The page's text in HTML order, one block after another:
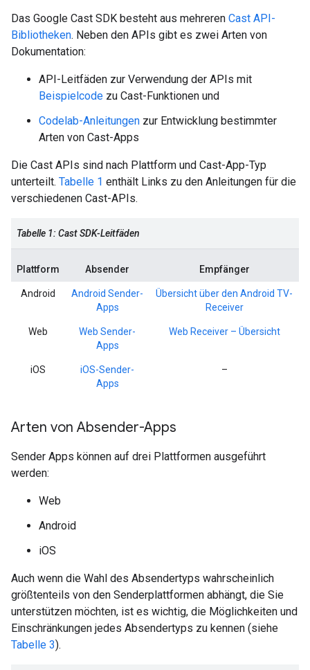
Das Google Cast SDK besteht aus mehreren Cast API-
Bibliotheken. Neben den APIs gibt es zwei Arten von
Dokumentation:
API-Leitfäden zur Verwendung der APIs mit
Beispielcode zu Cast-Funktionen und
Codelab-Anleitungen zur Entwicklung bestimmter
Arten von Cast-Apps
Die Cast APIs sind nach Plattform und Cast-App-Typ
unterteilt. Tabelle 1 enthält Links zu den Anleitungen für die
verschiedenen Cast-APIs.
Tabelle 1: Cast SDK-Leitfäden
Plattform Absender Empfänger
Android
Android Sender-
Apps
Übersicht über den Android TV-
Receiver
Web
Web Sender-
Apps
Web Receiver – Übersicht
iOS
iOS-Sender-
Apps
–
Arten von Absender-Apps
Sender Apps können auf drei Plattformen ausgeführt
werden:
Web
Android
iOS
Auch wenn die Wahl des Absendertyps wahrscheinlich
größtenteils von den Senderplattformen abhängt, die Sie
unterstützen möchten, ist es wichtig, die Möglichkeiten und
Einschränkungen jedes Absendertyps zu kennen (siehe
Tabelle 3).